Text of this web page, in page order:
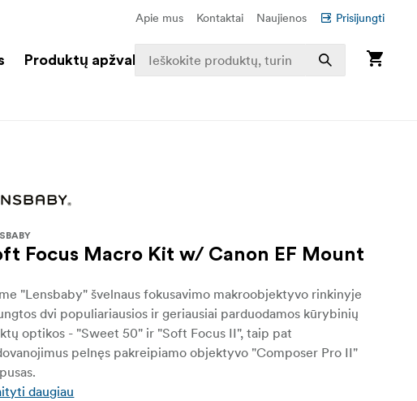
Apie mus Kontaktai Naujienos Prisijungti
Produktų apžvalga
Focus Macro Kit w/ Canon EF Mount
"Lensbaby" švelnaus fokusavimo makroobjektyvo rinkinyje
dvi populiariausios ir geriausiai parduodamos kūrybinių
optikos - "Sweet 50" ir "Soft Focus II", taip pat
pelnęs pakreipiamo objektyvo "Composer Pro II"
daugiau